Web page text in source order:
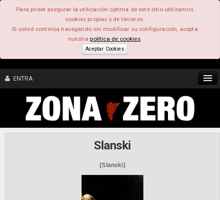
Para poder asegurar la utilización óptima de este sitio utilizamos
cookies propias y de terceros.
Si usted continúa navegando sin modificar su configuración, acepta
nuestrapolítica de cookies.
Aceptar Cookies
ENTRA
CONTENIDO
Slanski
[Slanski]